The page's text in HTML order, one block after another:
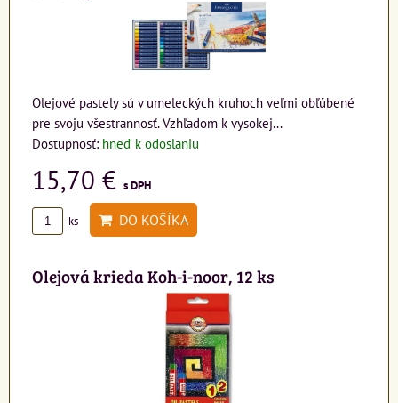
Olejové pastely sú v umeleckých kruhoch veľmi obľúbené
pre svoju všestrannosť. Vzhľadom k vysokej...
Dostupnosť: hneď k odoslaniu
15,70 € s DPH
ks DO KOŠÍKA
Olejová krieda Koh-i-noor, 12 ks